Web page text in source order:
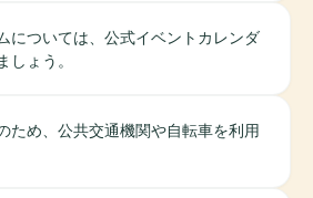
については、公式イベントカレンダ
しょう。
ため、公共交通機関や自転車を利用